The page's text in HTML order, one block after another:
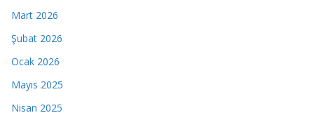
Mart 2026
Şubat 2026
Ocak 2026
Mayıs 2025
Nisan 2025